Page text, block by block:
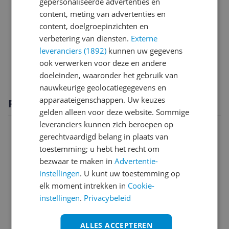
Overige kenmerken
Productinformatie
Specificaties stoom
Technisch
Productomschrijving
content, meting van advertenties en
content, doelgroepinzichten en
verbetering van diensten. Externe
leveranciers (1892) kunnen uw gegevens
ook verwerken voor deze en andere
doeleinden, waaronder het gebruik van
nauwkeurige geolocatiegegevens en
apparaateigenschappen. Uw keuzes
gelden alleen voor deze website. Sommige
leveranciers kunnen zich beroepen op
gerechtvaardigd belang in plaats van
toestemming; u hebt het recht om
bezwaar te maken inAdvertentie-
instellingen. U kunt uw toestemming op
elk moment intrekken in Cookie-
instellingen. Privacybeleid
ALLES ACCEPTEREN